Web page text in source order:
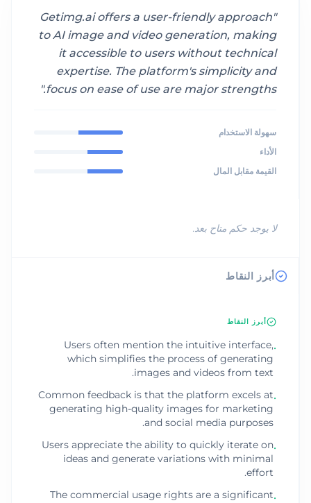
"
Getimg.ai offers a user-friendly approach
to AI image and video generation, making
it accessible to users without technical
expertise. The platform's simplicity and
focus on ease of use are major strengths.
"
سهولة الاستخدام
الأداء
القيمة مقابل المال
لا يوجد حكم متاح بعد.
أبرز النقاط
أبرز النقاط
•
Users often mention the intuitive interface,
which simplifies the process of generating
images and videos from text.
•
Common feedback is that the platform excels at
generating high-quality images for marketing
and social media purposes.
•
Users appreciate the ability to quickly iterate on
ideas and generate variations with minimal
effort.
•
The commercial usage rights are a significant